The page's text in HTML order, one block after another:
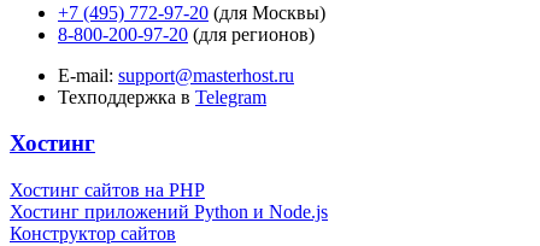
+7 (495) 772-97-20 (для Москвы)
8-800-200-97-20 (для регионов)
E-mail: support@masterhost.ru
Техподдержка в Telegram
Хостинг
Хостинг сайтов на PHP
Хостинг приложений Python и Node.js
Конструктор сайтов